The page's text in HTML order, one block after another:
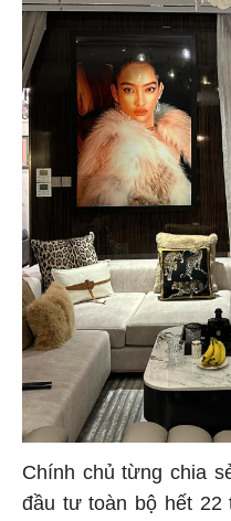
Chính chủ từng chia
đầu tư toàn bộ hết 22